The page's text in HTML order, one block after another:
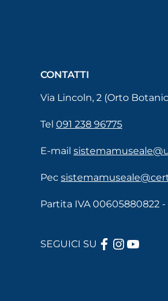
CONTATTI
Via Lincoln, 2 (Orto
Tel 091 238 96775
E-mail
Pec
Partita IVA 00605880822 -
SEGUICI SU FACEBOOK